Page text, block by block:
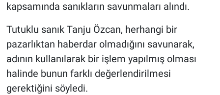
kapsamında sanıkların savunmaları alındı.
Tutuklu sanık Tanju Özcan, herhangi bir
pazarlıktan haberdar olmadığını savunarak,
adının kullanılarak bir işlem yapılmış olması
halinde bunun farklı değerlendirilmesi
gerektiğini söyledi.